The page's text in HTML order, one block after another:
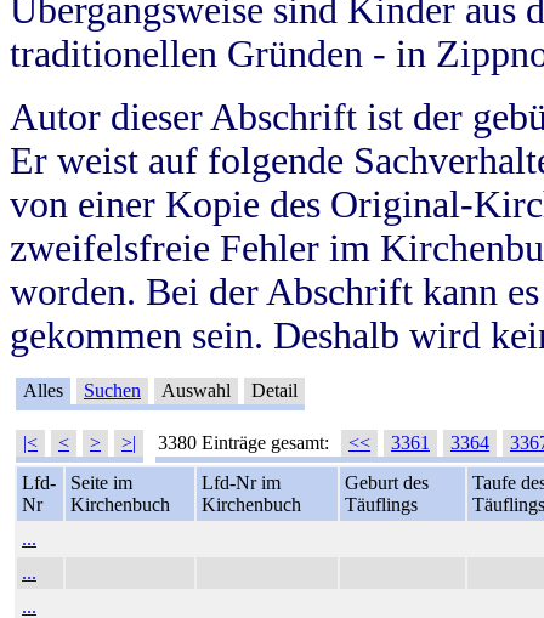
Übergangsweise sind Kinder aus
traditionellen Gründen - in
Autor dieser Abschrift ist der
Er weist auf folgende
von einer Kopie des Original-
zweifelsfreie Fehler im
worden. Bei der Abschrift kann
gekommen sein. Deshalb wird
Alles Suchen Auswahl Detail
|< < > >| 3380 Einträge gesamt: << 3361 3364
Lfd-
Nr
Seite im
Kirchenbuch
Lfd-Nr im
Kirchenbuch
Geburt des
Täuflings
Taufe
Täuflings
...
...
...